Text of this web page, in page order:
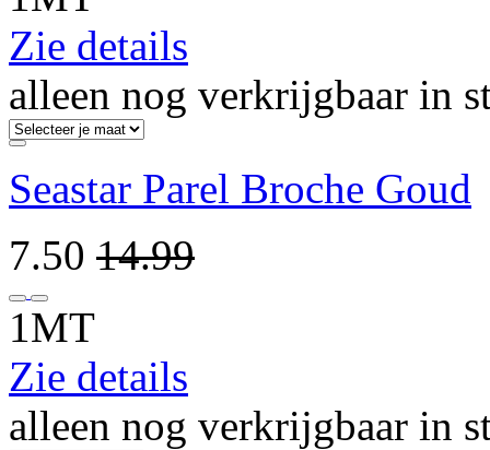
Zie details
alleen nog verkrijgbaar in
Seastar Parel Broche Goud
7.50 14.99
1MT
Zie details
alleen nog verkrijgbaar in